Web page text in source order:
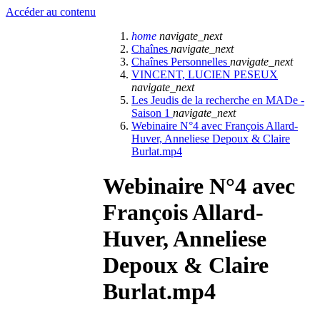
Accéder au contenu
home navigate_next
Chaînes navigate_next
Chaînes Personnelles navigate_next
VINCENT, LUCIEN PESEUX
navigate_next
Les Jeudis de la recherche en MADe -
Saison 1 navigate_next
Webinaire N°4 avec François Allard-
Huver, Anneliese Depoux & Claire
Burlat.mp4
Webinaire N°4 avec
François Allard-
Huver, Anneliese
Depoux & Claire
Burlat.mp4